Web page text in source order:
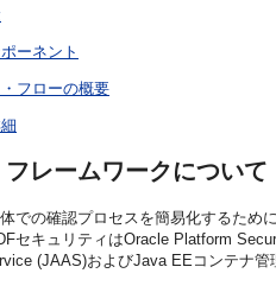
ーネント
フローの概要
レームワークについて
での確認プロセスを簡易化するた
セキュリティはOracle Platform
(JAAS)およびJava EEコンテナ